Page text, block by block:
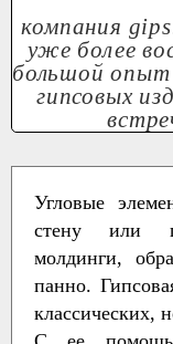
компания
уже более
большой
гипсовых
Угловые
стену или
молдинги,
панно.
классических,